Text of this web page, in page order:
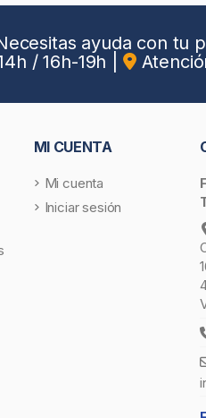
ayuda con tu
/ 16h-19h
MI CUENTA
Mi cuenta
Iniciar sesión